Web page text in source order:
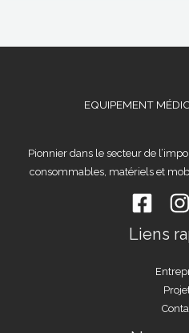
EQUIPEMENT
Pionnier dans le secteur de
consommables, matériels et
Liens